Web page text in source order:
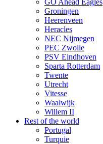
GO Ahead Eagles
Groningen
Heerenveen
Heracles
NEC Nijmegen
PEC Zwolle
PSV Eindhoven
Sparta Rotterdam
Twente
Utrecht
Vitesse
Waalwijk
Willem II
Rest of the world
Portugal
Turquie